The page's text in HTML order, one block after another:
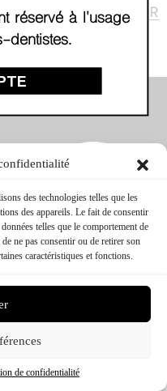
des technologies telles que les
des appareils. Le fait de consentir
telles que le comportement de
ne pas consentir ou de retirer son
caractéristiques et fonctions.
de confidentialité
RETOUR
DROITS RÉSERVÉS
réservé à l'usage
dentistes.